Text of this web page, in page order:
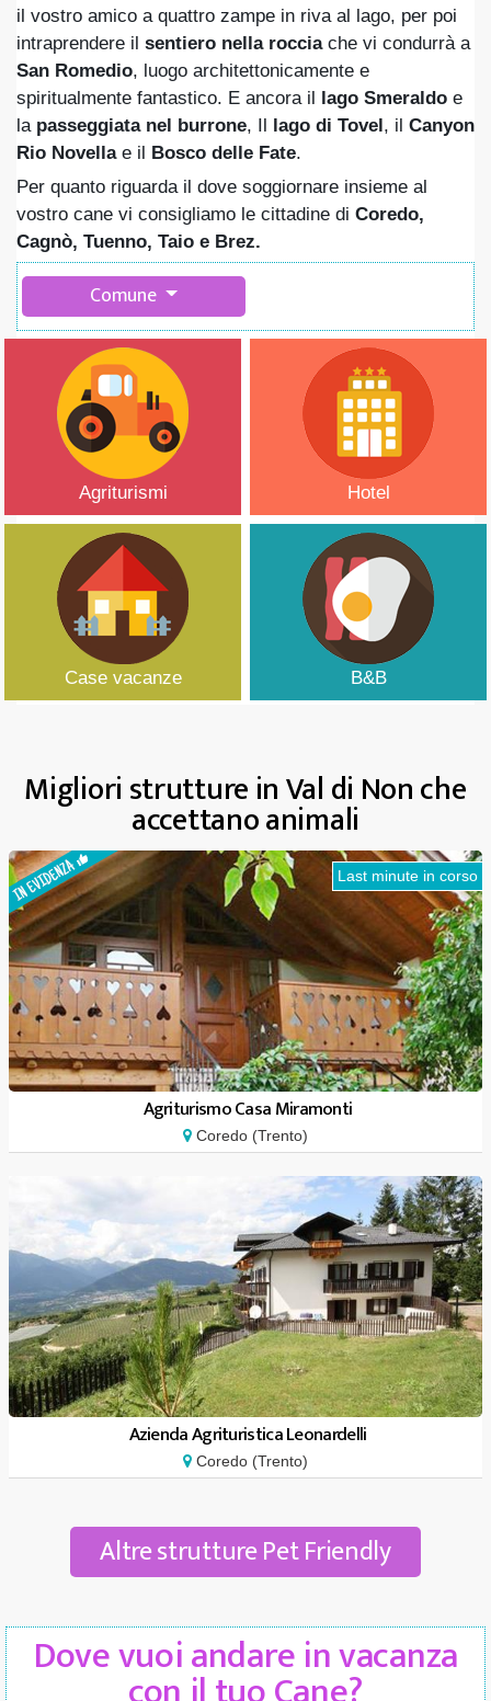
il vostro amico a quattro zampe in riva al lago, per poi
intraprendere il sentiero nella rocciache vi condurrà a
San Romedio, luogo architettonicamente e
spiritualmente fantastico. E ancora il lago Smeraldo e
la passeggiata nel burrone, Il lago di Tovel, il Canyon
Rio Novellae il Bosco delle Fate.
Per quanto riguarda il dove soggiornare insieme al
vostro cane vi consigliamo le cittadine di Coredo,
Cagnò, Tuenno, Taio e Brez.
Comune
Agriturismi Hotel
Case vacanze B&B
Migliori strutture in Val di Non che
accettano animali
Last minute in corso
Agriturismo Casa Miramonti
Coredo (Trento)
Azienda Agrituristica Leonardelli
Coredo (Trento)
Altre strutture Pet Friendly
Dove vuoi andare in vacanza